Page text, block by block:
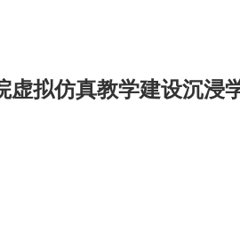
虚拟仿真教学建设沉浸